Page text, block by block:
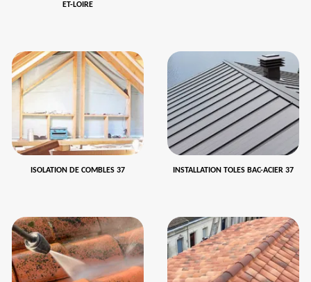
ET-LOIRE
ISOLATION DE COMBLES 37 INSTALLATION TOLES BAC-ACIER 37